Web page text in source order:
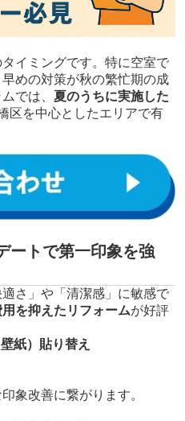
イミングです。特に空室で
めの対策が秋の繁忙期の成
では、 夏のうちに実施した
区を中心としたエリアで有
ートで第一印象を強
さ」や「清潔感」に敏感で
を抑えたリフォームが好評
紙）貼り替え
象改善に繋がります。